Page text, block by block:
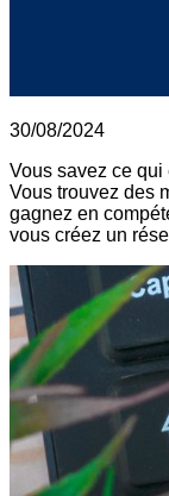
30/08/2024
Vous savez ce
Vous trouvez des
gagnez en
vous créez un